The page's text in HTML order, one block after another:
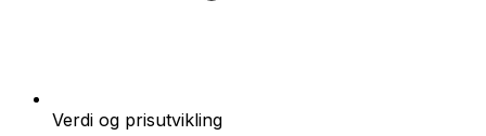
Verdi og prisutvikling